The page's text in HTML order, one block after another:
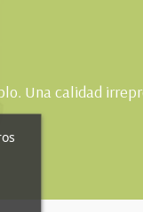
Una calidad